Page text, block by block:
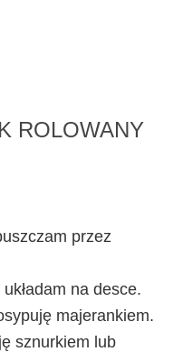
ROLOWANY
przez
na desce.
majerankiem.
sznurkiem lub